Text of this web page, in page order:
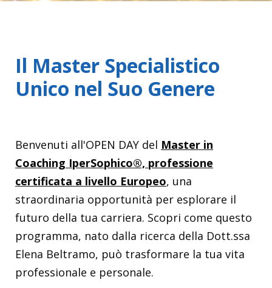
Il Master Specialistico
Unico nel Suo Genere
Benvenuti all'OPEN DAY del Master in
Coaching IperSophico®, professione
certificata a livello Europeo, una
straordinaria opportunità per esplorare il
futuro della tua carriera. Scopri come questo
programma, nato dalla ricerca della Dott.ssa
Elena Beltramo, può trasformare la tua vita
professionale e personale.